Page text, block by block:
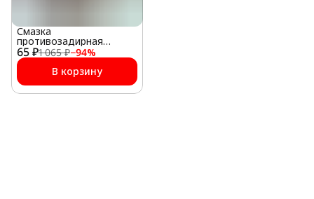
65 ₽1 065 ₽−94%
Смазка
противозадирная
медная (4 г)
В корзину